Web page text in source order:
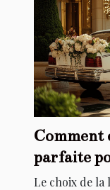
Comment
parfaite
mariage
Le choix de la